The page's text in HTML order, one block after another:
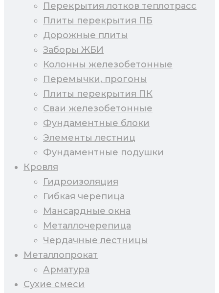
Перекрытия лотков теплотрасс
Плиты перекрытия ПБ
Дорожные плиты
Заборы ЖБИ
Колонны железобетонные
Перемычки, прогоны
Плиты перекрытия ПК
Сваи железобетонные
Фундаментные блоки
Элементы лестниц
Фундаментные подушки
Кровля
Гидроизоляция
Гибкая черепица
Мансардные окна
Металлочерепица
Чердачные лестницы
Металлопрокат
Арматура
Сухие смеси